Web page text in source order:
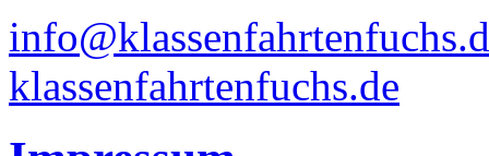
klassenfahrtenfuchs.de